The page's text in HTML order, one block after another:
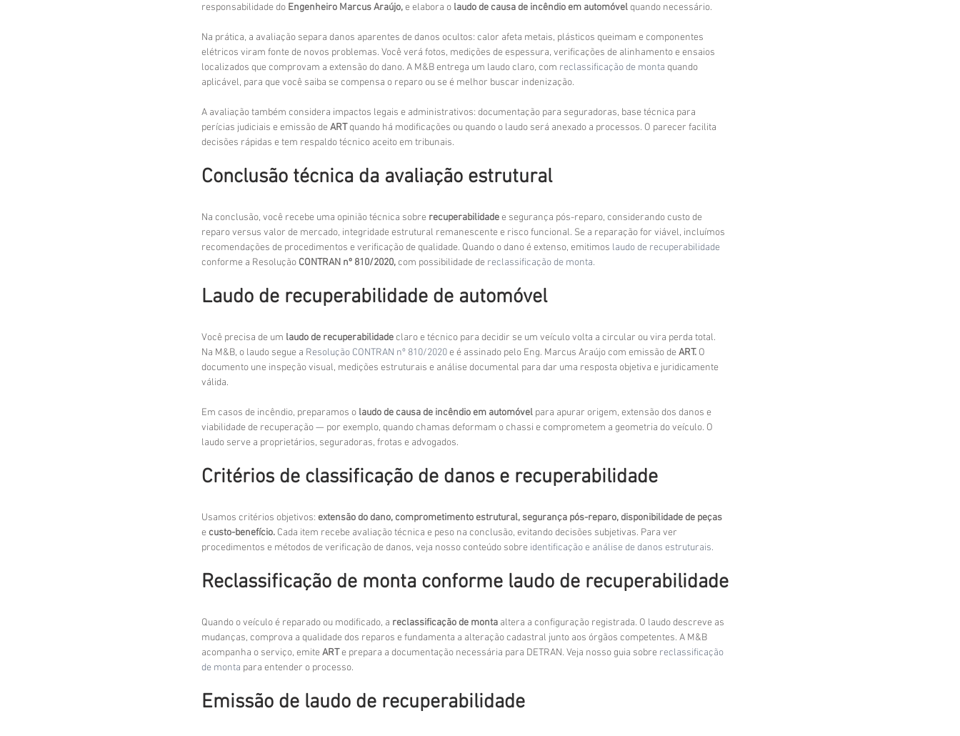
responsabilidade do Engenheiro Marcus Araújo, e elabora o laudo de causa de incêndio em automóvel quando necessário.
Na prática, a avaliação separa danos aparentes de danos ocultos: calor afeta metais, plásticos queimam e componentes
elétricos viram fonte de novos problemas. Você verá fotos, medições de espessura, verificações de alinhamento e ensaios
localizados que comprovam a extensão do dano. A M&B entrega um laudo claro, com reclassificação de monta quando
aplicável, para que você saiba se compensa o reparo ou se é melhor buscar indenização.
A avaliação também considera impactos legais e administrativos: documentação para seguradoras, base técnica para
perícias judiciais e emissão de ART quando há modificações ou quando o laudo será anexado a processos. O parecer facilita
decisões rápidas e tem respaldo técnico aceito em tribunais.
Conclusão técnica da avaliação estrutural
Na conclusão, você recebe uma opinião técnica sobre recuperabilidade e segurança pós-reparo, considerando custo de
reparo versus valor de mercado, integridade estrutural remanescente e risco funcional. Se a reparação for viável, incluímos
recomendações de procedimentos e verificação de qualidade. Quando o dano é extenso, emitimos laudo de recuperabilidade
conforme a Resolução CONTRAN nº 810/2020, com possibilidade de reclassificação de monta.
Laudo de recuperabilidade de automóvel
Você precisa de um laudo de recuperabilidade claro e técnico para decidir se um veículo volta a circular ou vira perda total.
Na M&B, o laudo segue a Resolução CONTRAN nº 810/2020 e é assinado pelo Eng. Marcus Araújo com emissão de ART. O
documento une inspeção visual, medições estruturais e análise documental para dar uma resposta objetiva e juridicamente
válida.
Em casos de incêndio, preparamos o laudo de causa de incêndio em automóvel para apurar origem, extensão dos danos e
viabilidade de recuperação — por exemplo, quando chamas deformam o chassi e comprometem a geometria do veículo. O
laudo serve a proprietários, seguradoras, frotas e advogados.
Critérios de classificação de danos e recuperabilidade
Usamos critérios objetivos: extensão do dano,comprometimento estrutural, segurança pós-reparo,disponibilidade de peças
e custo-benefício. Cada item recebe avaliação técnica e peso na conclusão, evitando decisões subjetivas. Para ver
procedimentos e métodos de verificação de danos, veja nosso conteúdo sobre identificação e análise de danos estruturais.
Reclassificação de monta conforme laudo de recuperabilidade
Quando o veículo é reparado ou modificado, a reclassificação de monta altera a configuração registrada. O laudo descreve as
mudanças, comprova a qualidade dos reparos e fundamenta a alteração cadastral junto aos órgãos competentes. A M&B
acompanha o serviço, emite ART e prepara a documentação necessária para DETRAN. Veja nosso guia sobre reclassificação
de monta para entender o processo.
Emissão de laudo de recuperabilidade